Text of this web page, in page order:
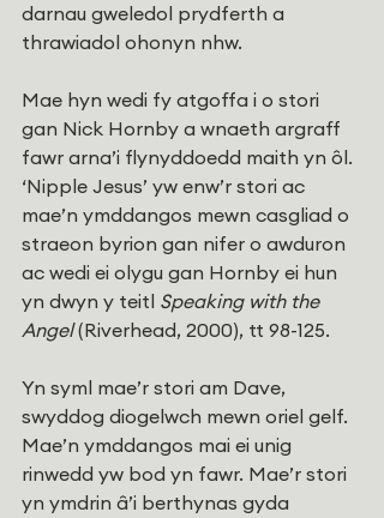
darnau gweledol prydferth a
thrawiadol ohonyn nhw.
Mae hyn wedi fy atgoffa i o stori
gan Nick Hornby a wnaeth argraff
fawr arna’i flynyddoedd maith yn ôl.
‘Nipple Jesus’ yw enw’r stori ac
mae’n ymddangos mewn casgliad o
straeon byrion gan nifer o awduron
ac wedi ei olygu gan Hornby ei hun
yn dwyn y teitl Speaking with the
Angel (Riverhead, 2000), tt 98-125.
Yn syml mae’r stori am Dave,
swyddog diogelwch mewn oriel gelf.
Mae’n ymddangos mai ei unig
rinwedd yw bod yn fawr. Mae’r stori
yn ymdrin â’i berthynas gyda